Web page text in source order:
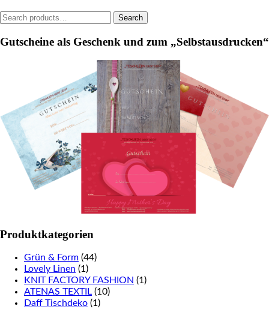
the
page
page
Search
Search
Gutscheine als Geschenk und zum „Selbstausdrucken“
Produktkategorien
Grün & Form (44)
Lovely Linen (1)
KNIT FACTORY FASHION (1)
ATENAS TEXTIL (10)
Daff Tischdeko (1)